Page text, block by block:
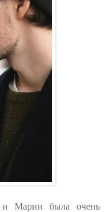
Марии была очень